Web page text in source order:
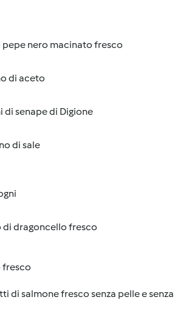
pepe nero macinato fresco
di aceto
di senape di Digione
di sale
di dragoncello fresco
fresco
di salmone fresco senza pelle e senza